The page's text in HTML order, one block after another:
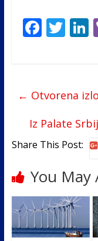
F
o
o
k
T
← Otvorena
Iz Palate
Share This Post:
You May